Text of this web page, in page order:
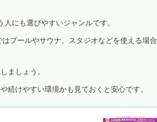
人にも選びやすいジャンルです。
プールやサウナ、スタジオなどを使える場合
ましょう。
続けやすい環境かも見ておくと安心です。